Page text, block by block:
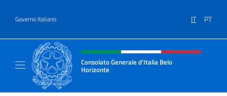
Governo Italiano IT PT
Intestazione sito, social e menù
Consolato Generale d'Italia Belo
Horizonte